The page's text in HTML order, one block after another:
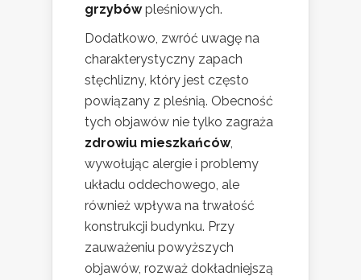
grzybówpleśniowych.
Dodatkowo, zwróć uwagę na
charakterystyczny zapach
stęchlizny, który jest często
powiązany z pleśnią. Obecność
tych objawów nie tylko zagraża
zdrowiu mieszkańców,
wywołując alergie i problemy
układu oddechowego, ale
również wpływa na trwałość
konstrukcji budynku. Przy
zauważeniu powyższych
objawów, rozważ dokładniejszą